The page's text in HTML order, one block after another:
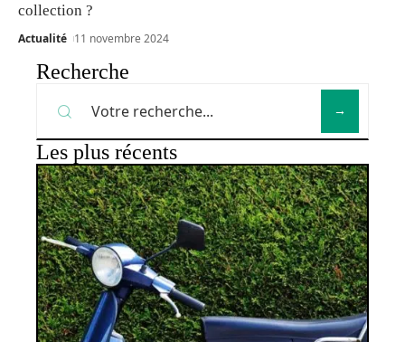
collection ?
Actualité 11 novembre 2024
Recherche
Les plus récents